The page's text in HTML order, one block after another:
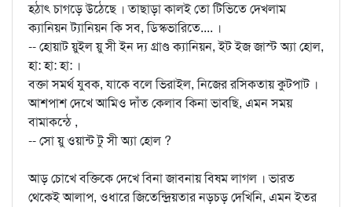
হঠাৎ চাগড়ে উঠেছে । তাছাড়া কালই তো টিভিতে দেখলাম
ক্যানিয়ন ট্যানিয়ন কি সব, ডিস্কভারিতে.... ।
-- হোয়াট য়ুইল য়ু সী ইন দ্য গ্রাণ্ড ক্যানিয়ন, ইট ইজ জাস্ট অ্যা হোল,
হা: হা: হা: ।
বক্তা সমর্থ যুবক, যাকে বলে ভিরাইল, নিজের রসিকতায় কুটপাট ।
আশপাশ দেখে আমিও দাঁত কেলাব কিনা ভাবছি, এমন সময়
বামাকন্ঠে ,
-- সো য়ু ওয়ান্ট টু সী অ্যা হোল ?
আড় চোখে বক্তিকে দেখে বিনা জাবনায় বিষম লাগল । ভারত
থেকেই আলাপ, ওধারে জিতেন্দ্রিয়তার নড়চড় দেখিনি, এমন ইতর